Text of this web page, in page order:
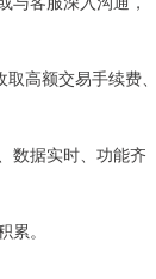
高额交易手续费、
数据实时、功能齐
。